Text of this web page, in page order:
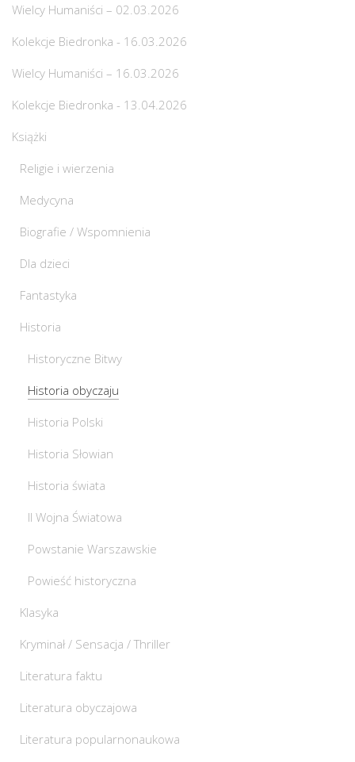
Wielcy Humaniści – 02.03.2026
Kolekcje Biedronka - 16.03.2026
Wielcy Humaniści – 16.03.2026
Kolekcje Biedronka - 13.04.2026
Książki
Religie i wierzenia
Medycyna
Biografie / Wspomnienia
Dla dzieci
Fantastyka
Historia
Historyczne Bitwy
Historia obyczaju
Historia Polski
Historia Słowian
Historia świata
II Wojna Światowa
Powstanie Warszawskie
Powieść historyczna
Klasyka
Kryminał / Sensacja / Thriller
Literatura faktu
Literatura obyczajowa
Literatura popularnonaukowa